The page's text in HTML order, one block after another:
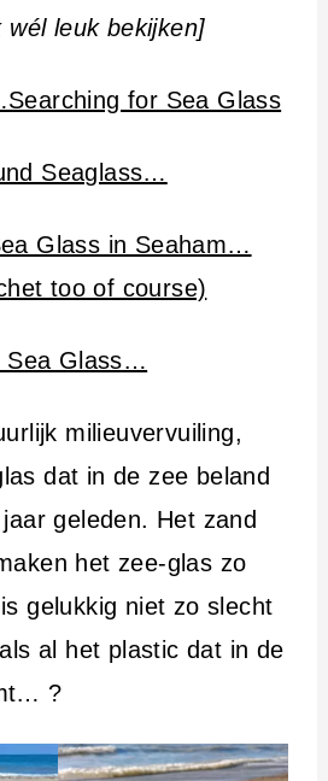
leuk bekijken]
for Sea Glass
Seaglass…
Glass in Seaham…
too of course)
Sea Glass…
milieuvervuiling,
dat in de zee beland
geleden. Het zand
het zee-glas zo
gelukkig niet zo slecht
al het plastic dat in de
?